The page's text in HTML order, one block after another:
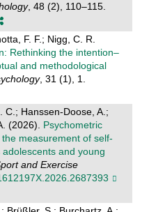
, 48 (2), 110–115.
F. F.; Nigg, C. R.
Rethinking the intention–
and methodological
, 31 (1), 1.
C.; Hanssen-Doose, A.;
(2026). Psychometric
measurement of self-
and young
and Exercise